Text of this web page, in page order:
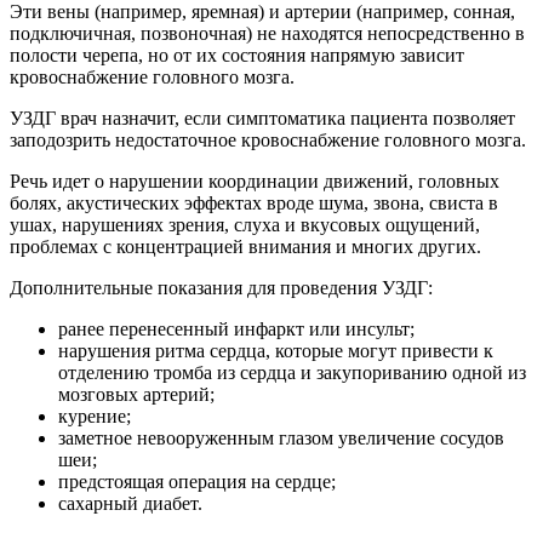
Эти вены (например, яремная) и артерии (например, сонная,
подключичная, позвоночная) не находятся непосредственно в
полости черепа, но от их состояния напрямую зависит
кровоснабжение головного мозга.
УЗДГ врач назначит, если симптоматика пациента позволяет
заподозрить недостаточное кровоснабжение головного мозга.
Речь идет о нарушении координации движений, головных
болях, акустических эффектах вроде шума, звона, свиста в
ушах, нарушениях зрения, слуха и вкусовых ощущений,
проблемах с концентрацией внимания и многих других.
Дополнительные показания для проведения УЗДГ:
ранее перенесенный инфаркт или инсульт;
нарушения ритма сердца, которые могут привести к
отделению тромба из сердца и закупориванию одной из
мозговых артерий;
курение;
заметное невооруженным глазом увеличение сосудов
шеи;
предстоящая операция на сердце;
сахарный диабет.